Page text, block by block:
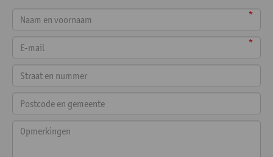
*
*